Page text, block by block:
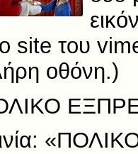
site του
οθόνη.)